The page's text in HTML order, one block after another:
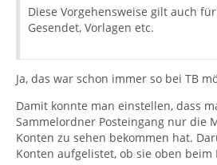
Diese Vorgehensweise gilt auch
Gesendet, Vorlagen etc.
Ja, das war schon immer so bei TB
Damit konnte man einstellen, dass
Sammelordner Posteingang nur die
Konten zu sehen bekommen hat.
Konten aufgelistet, ob sie oben beim